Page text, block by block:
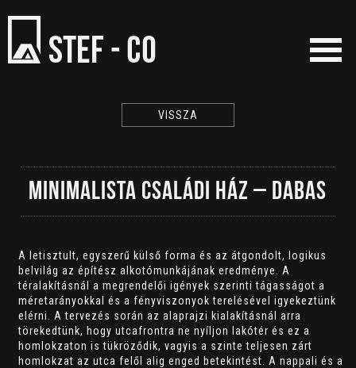
VISSZA
MINIMALISTA CSALÁDI HÁZ – DABAS
A letisztult, egyszerű külső forma és az átgondolt, logikus
belvilág az építész alkotómunkájának eredménye. A
téralakításnál a megrendelői igények szerinti tágasságot a
méretarányokkal és a fényviszonyok terelésével igyekeztünk
elérni. A tervezés során az alaprajzi kialakításnál arra
törekedtünk, hogy utcafrontra ne nyíljon lakótér és ez a
homlokzaton is tükröződik, vagyis a szinte teljesen zárt
homlokzat az utca felől alig enged betekintést. A nappali és a